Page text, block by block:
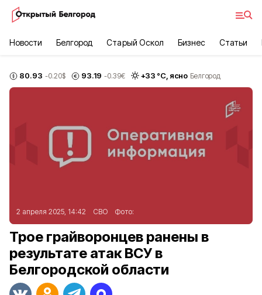
Новости Белгород Старый Оскол Бизнес Статьи
80.93 -0.20$ 93.19 -0.39€ +33 °С, ясно Белгород
2 апреля 2025, 14:42 СВО Фото:
Трое грайворонцев ранены в
результате атак ВСУ в
Белгородской области